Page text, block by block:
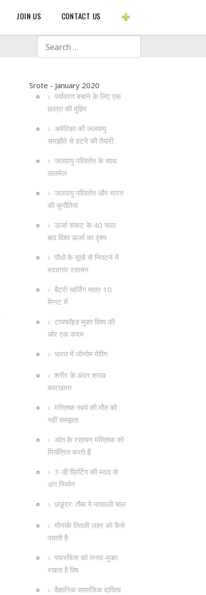
Search
JOIN US CONTACT US
Srote - January 2020
पर्यावरण बचाने के लिए एक
छात्रा की मुहिम
अमेरिका की जलवायु
समझौते से हटने की तैयारी
जलवायु परिवर्तन के साथ
तालमेल
जलवायु परिवर्तन और भारत
की चुनौतियां
ऊर्जा संकट के 40 साल
बाद विश्व ऊर्जा का दृश्य
पौधों के सूखे से निपटने में
मददगार रसायन
बैटरी चार्जिंग मात्र 10
मिनट में
टायफॉइड मुक्त विश्व की
ओर एक कदम
भारत में जीनोम मैपिंग
शरीर के अंदर शराब
कारखाना
मस्तिष्क स्वयं की मौत को
नहीं समझता
आंत के रसायन मस्तिष्क को
नियंत्रित करते हैं
3-डी प्रिंटिंग की मदद से
अंग निर्माण
छछूंदर: तौबा ये मतवाली चाल
मोनार्क तितली ज़हर को कैसे
पचाती है
पफरफिश को तनाव-मुक्त
रखता है विष
वैज्ञानिक सामाजिक दायित्व